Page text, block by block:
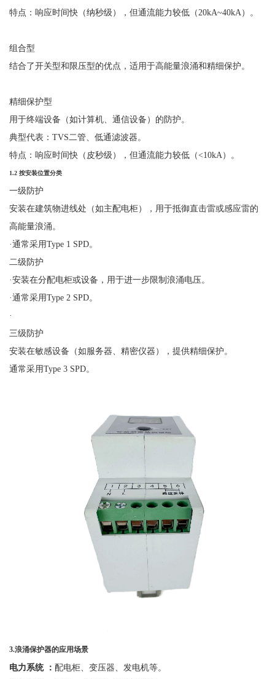
特点：响应时间快（纳秒级），但通流能力较低（20kA~40kA）。
组合型
结合了开关型和限压型的优点，适用于高能量浪涌和精细保护。
精细保护型
用于终端设备（如计算机、通信设备）的防护。
典型代表： TVS二管、低通滤波器。
特点：响应时间快（皮秒级），但通流能力较低（<10kA）。
1.2 按安装位置分类
一级防护
安装在建筑物进线处（如主配电柜），用于抵御直击雷或感应雷的
高能量浪涌。
·通常采用Type 1 SPD。
二级防护
·安装在分配电柜或设备，用于进一步限制浪涌电压。
·通常采用Type 2 SPD。
·
三级防护
安装在敏感设备（如服务器、精密仪器），提供精细保护。
通常采用Type 3 SPD。
3.浪涌保护器的应用场景
电力系统 ： 配电柜、变压器、发电机等。